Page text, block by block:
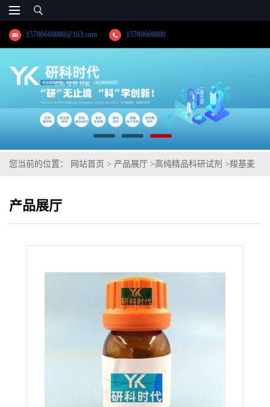
15780669880@163.com 15780669880
您当前的位置： 网站首页 > 产品展厅 >高纯精品科研试剂 >羧基麦
产品展厅